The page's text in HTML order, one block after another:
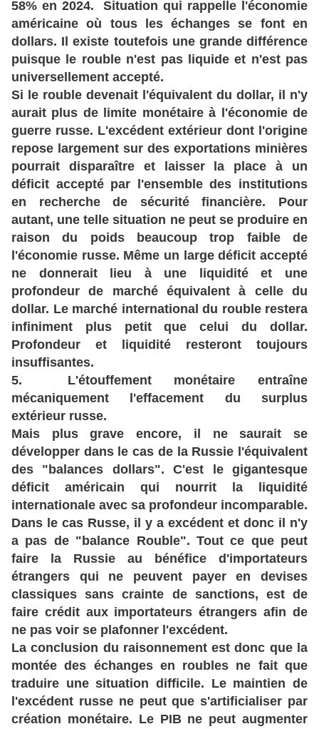
58% en 2024. Situation qui rappelle l'économie
américaine où tous les échanges se font en
dollars. Il existe toutefois une grande différence
puisque le rouble n'est pas liquide et n'est pas
universellement accepté.
Si le rouble devenait l'équivalent du dollar, il n'y
aurait plus de limite monétaire à l'économie de
guerre russe. L'excédent extérieur dont l'origine
repose largement sur des exportations minières
pourrait disparaître et laisser la place à un
déficit accepté par l'ensemble des institutions
en recherche de sécurité financière. Pour
autant, une telle situation ne peut se produire en
raison du poids beaucoup trop faible de
l'économie russe. Même un large déficit accepté
ne donnerait lieu à une liquidité et une
profondeur de marché équivalent à celle du
dollar. Le marché international du rouble restera
infiniment plus petit que celui du dollar.
Profondeur et liquidité resteront toujours
insuffisantes.
5. L'étouffement monétaire entraîne
mécaniquement l'effacement du surplus
extérieur russe.
Mais plus grave encore, il ne saurait se
développer dans le cas de la Russie l'équivalent
des "balances dollars". C'est le gigantesque
déficit américain qui nourrit la liquidité
internationale avec sa profondeur incomparable.
Dans le cas Russe, il y a excédent et donc il n'y
a pas de "balance Rouble". Tout ce que peut
faire la Russie au bénéfice d'importateurs
étrangers qui ne peuvent payer en devises
classiques sans crainte de sanctions, est de
faire crédit aux importateurs étrangers afin de
ne pas voir se plafonner l'excédent.
La conclusion du raisonnement est donc que la
montée des échanges en roubles ne fait que
traduire une situation difficile. Le maintien de
l'excédent russe ne peut que s'artificialiser par
création monétaire. Le PIB ne peut augmenter